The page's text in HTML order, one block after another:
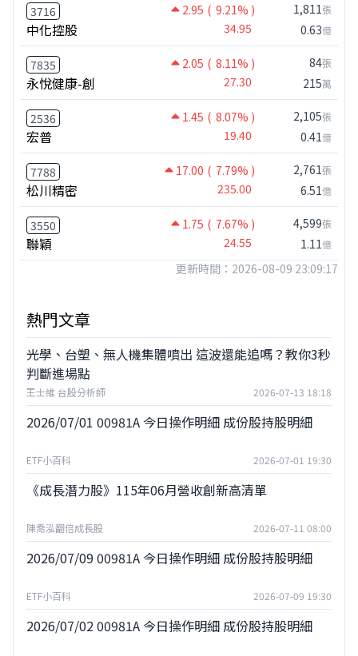
3716 2.95 ( 9.21% )
中化控股 34.95
1,811張
0.63億
7835 2.05 ( 8.11% )
永悅健康-創 27.30
84張
215萬
2536 1.45 ( 8.07% )
宏普 19.40
2,105張
0.41億
7788 17.00 ( 7.79% )
松川精密 235.00
2,761張
6.51億
3550 1.75 ( 7.67% )
聯穎 24.55
4,599張
1.11億
更新時間：2026-08-09 23:09:17
熱門文章
光學、台塑、無人機集體噴出 這波還能追嗎？教你3秒
判斷進場點
王士維 台股分析師 2026-07-13 18:18
2026/07/01 00981A 今日操作明細 成份股持股明細
ETF小百科 2026-07-01 19:30
《成長潛力股》115年06月營收創新高清單
陳喬泓翻倍成長股 2026-07-11 08:00
2026/07/09 00981A 今日操作明細 成份股持股明細
ETF小百科 2026-07-09 19:30
2026/07/02 00981A 今日操作明細 成份股持股明細